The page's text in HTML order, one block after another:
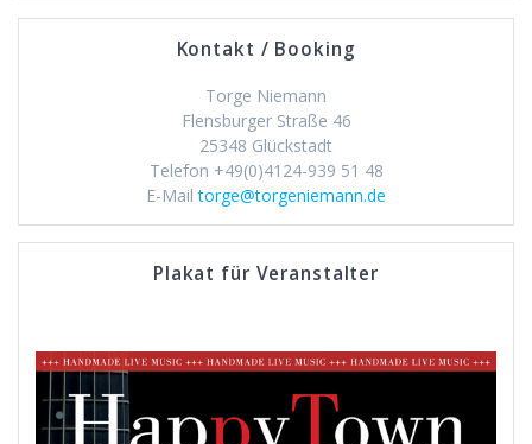
Kontakt / Booking
Torge Niemann
Flensburger Straße 46
25348 Glückstadt
Telefon +49(0)4124-939 51 48
E-Mailtorge@torgeniemann.de
Plakat für Veranstalter